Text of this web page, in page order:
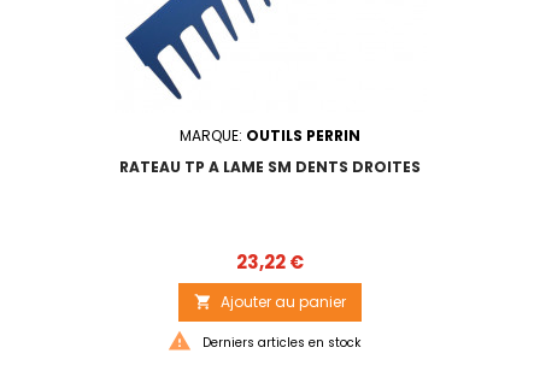
MARQUE: OUTILS PERRIN
RATEAU TP A LAME SM DENTS DROITES
Prix
23,22 €
 Ajouter au panier
 Derniers articles en stock